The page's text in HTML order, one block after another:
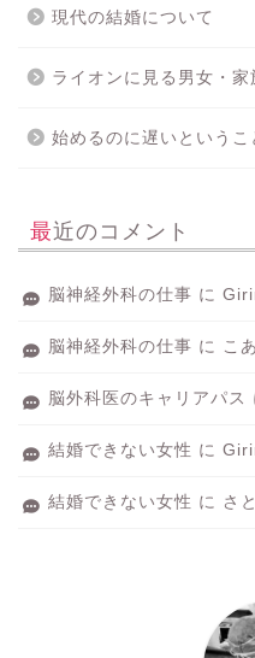
現代の結婚について
ライオンに見る男女・家
始めるのに遅いというこ
最近のコメント
脳神経外科の仕事 に
脳神経外科の仕事 に こ
脳外科医のキャリアパス
結婚できない女性 に
結婚できない女性 に さ